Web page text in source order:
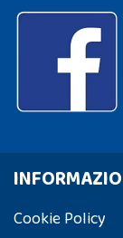
Cookie Policy